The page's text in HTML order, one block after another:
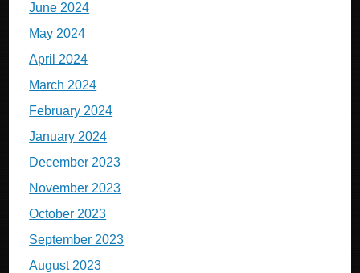
June 2024
May 2024
April 2024
March 2024
February 2024
January 2024
December 2023
November 2023
October 2023
September 2023
August 2023